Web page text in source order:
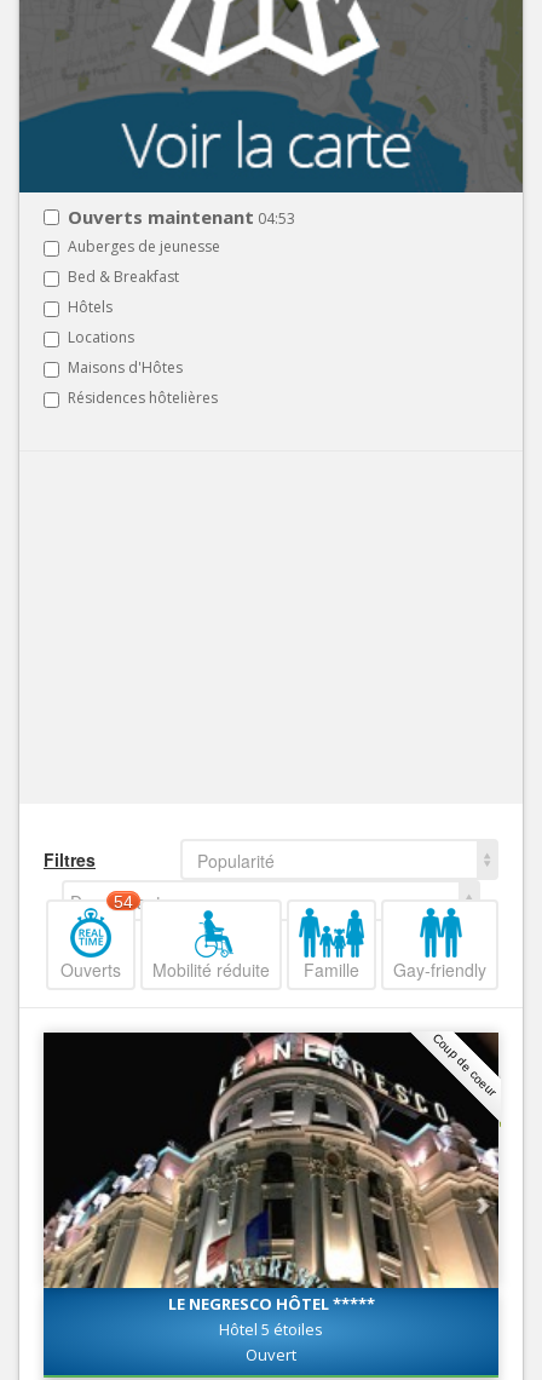
Ouverts maintenant 04:53
Auberges de jeunesse
Bed & Breakfast
Hôtels
Locations
Maisons d'Hôtes
Résidences hôtelières
Filtres
Popularité
Decroissant
Ouverts
54
Mobilité réduite Famille Gay-friendly
Coup de coeur
LE NEGRESCO HÔTEL *****
Hôtel 5 étoiles
Ouvert